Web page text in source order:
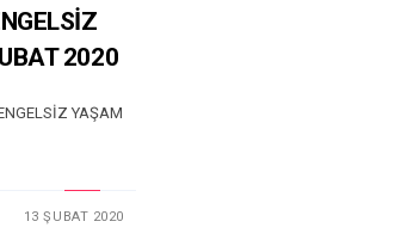
2020
YAŞAM
13 ŞUBAT 2020